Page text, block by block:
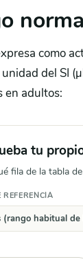
como
del SI
en adultos:
tu
fila de la tabla
(rango habitual de